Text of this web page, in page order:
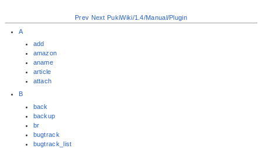
Prev Next PukiWiki/1.4/Manual/Plugin
A
add
amazon
aname
article
attach
B
back
backup
br
bugtrack
bugtrack_list